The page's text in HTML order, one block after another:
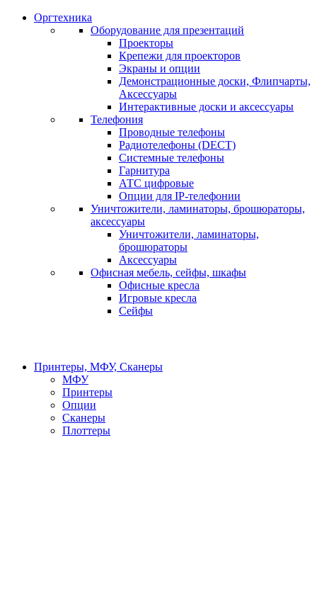
Оргтехника
Оборудование для презентаций
Проекторы
Крепежи для проекторов
Экраны и опции
Демонстрационные доски, Флипчарты,
Аксессуары
Интерактивные доски и аксессуары
Телефония
Проводные телефоны
Радиотелефоны (DECT)
Системные телефоны
Гарнитура
АТС цифровые
Опции для IP-телефонии
Уничтожители, ламинаторы, брошюраторы,
аксессуары
Уничтожители, ламинаторы,
брошюраторы
Аксессуары
Офисная мебель, сейфы, шкафы
Офисные кресла
Игровые кресла
Сейфы
Принтеры, МФУ, Сканеры
МФУ
Принтеры
Опции
Сканеры
Плоттеры